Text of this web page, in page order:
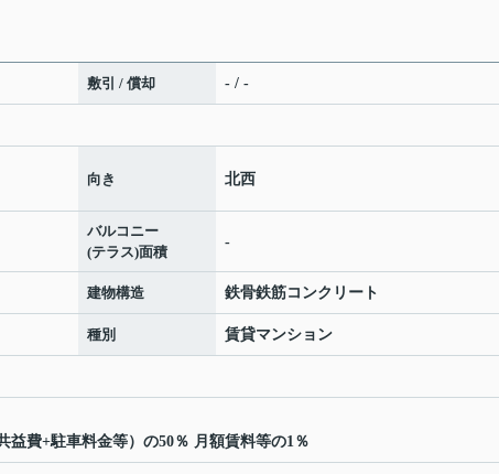
敷引 / 償却 - / -
向き 北西
バルコニー
(テラス)面積
-
建物構造 鉄骨鉄筋コンクリート
種別 賃貸マンション
益費+駐車料金等）の50％ 月額賃料等の1％